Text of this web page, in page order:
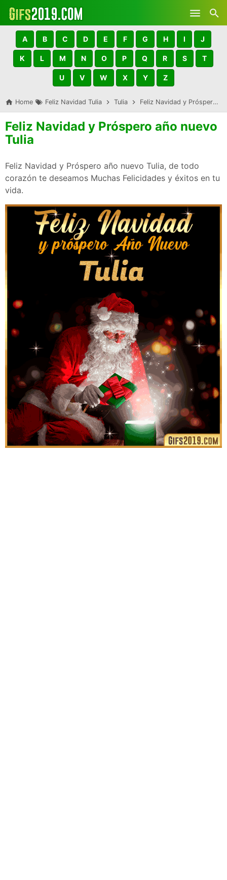
Skip to main content
A B C D E F G H I J
K L M N O P Q R S T
U V W X Y Z
Home Feliz Navidad Tulia Tulia Feliz Navidad y Próspero año nuevo Tulia
Feliz Navidad y Próspero año nuevo
Tulia
Feliz Navidad y Próspero año nuevo Tulia, de todo
corazón te deseamos Muchas Felicidades y éxitos en tu
vida.